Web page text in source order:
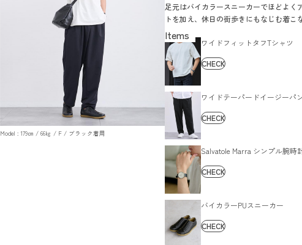
Model : 179㎝ / 66㎏ / F / ブラック着用
足元はバイカラースニーカーでほどよく
トを加え、休日の街歩きにもなじむ着こ
す。
ワイドフィットタフTシャツ
CHECK
ワイドテーパードイージーパ
CHECK
Salvatole Marra シンプル腕時
CHECK
バイカラーPUスニーカー
CHECK